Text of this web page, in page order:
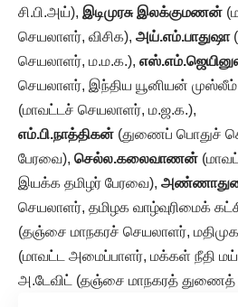
சி.பி.அய்), இடிமுரசு இலக்குமணன்
செயலாளர், விசிக), அய்.எம்.பாதுஷா
செயலாளர், ம.ம.க.),
செயலாளர், இந்திய யூனியன்
(மாவட்டச் செயலாளர், ம.ஜ.க.),
எம்.பி.நாத்திகன் (துணைப் பொதுச்
பேரவை), செல்ல.கலைவாணன்
இயக்க தமிழர் பேரவை),
செயலாளர், தமிழக வாழ்வுரிமைக்
(தஞ்சை மாநகரச் செயலாளர்,
(மாவட்ட அமைப்பாளர், மக்கள் நீதி
அ.டேவிட் (தஞ்சை மாநகரத்